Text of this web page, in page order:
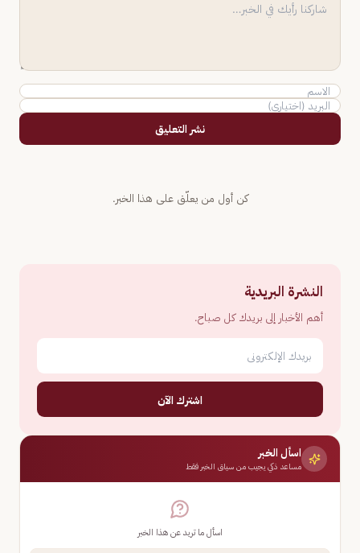
نشر التعليق
كن أول من يعلّق على هذا الخبر.
النشرة البريدية
أهم الأخبار إلى بريدك كل صباح.
اشترك الآن
اسأل الخبر
مساعد ذكي يجيب من سياق الخبر فقط
اسأل ما تريد عن هذا الخبر